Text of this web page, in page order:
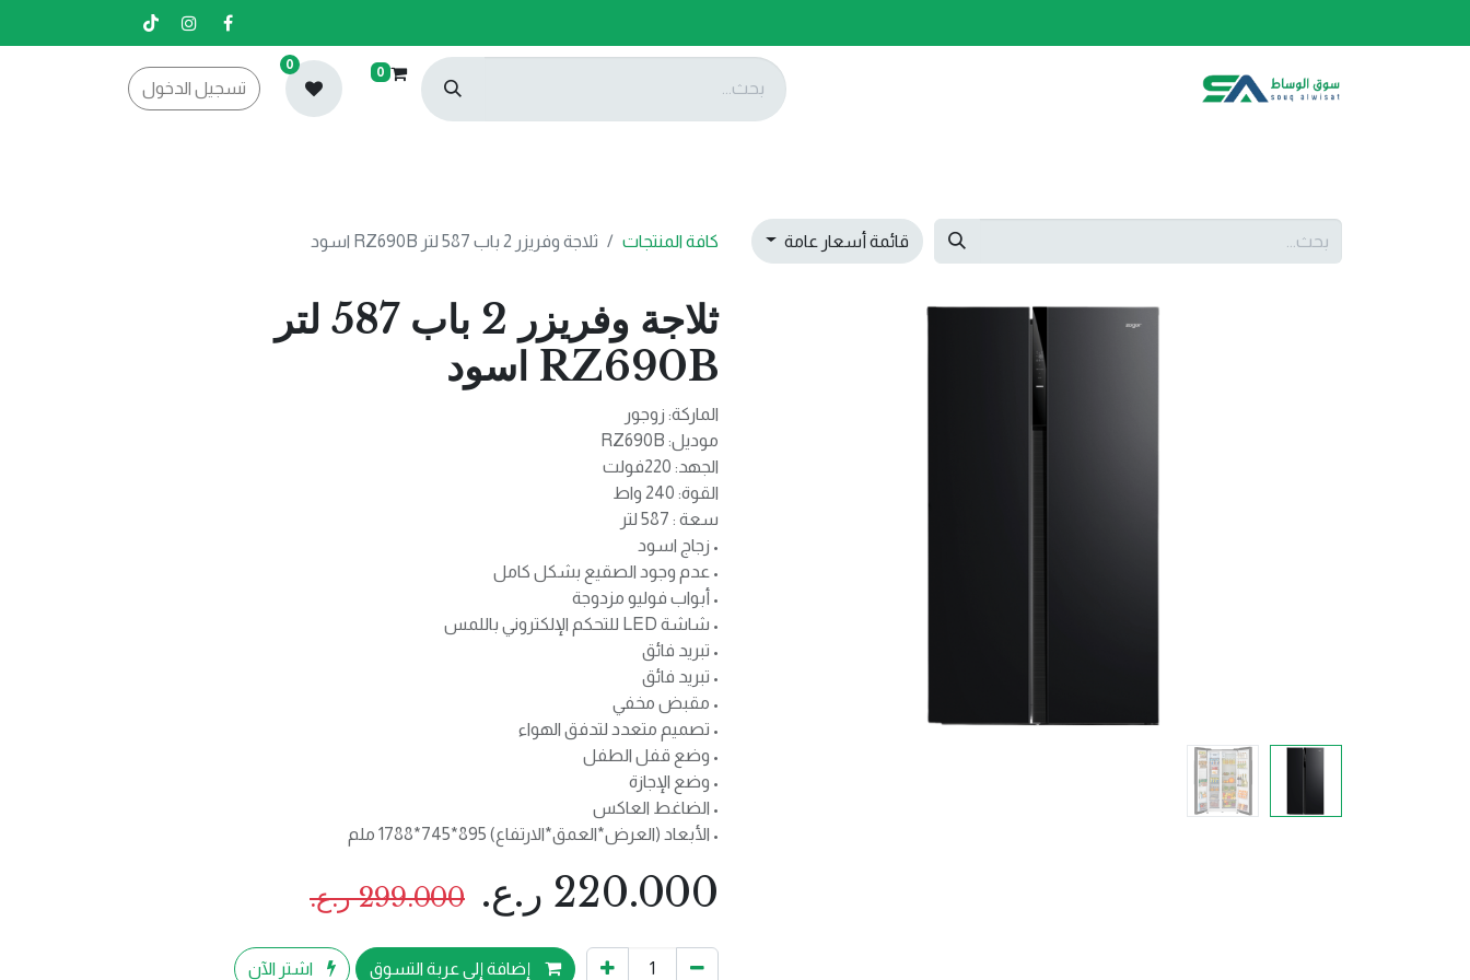
0
0
تسجيل الدخول
قائمة أسعار عامة كافة المنتجات ثلاجة وفريزر 2 باب 587 لتر RZ690B اسود
ثلاجة وفريزر 2 باب 587 لتر
RZ690B اسود
الماركة: زوجور
موديل: RZ690B
الجهد: 220فولت
القوة: 240 واط
سعة : 587 لتر
• زجاج اسود
• عدم وجود الصقيع بشكل كامل
• أبواب فوليو مزدوجة
• شاشة LED للتحكم الإلكتروني باللمس
• تبريد فائق
• تبريد فائق
• مقبض مخفي
• تصميم متعدد لتدفق الهواء
• وضع قفل الطفل
• وضع الإجازة
• الضاغط العاكس
• الأبعاد (العرض*العمق*الارتفاع) 895*745*1788 ملم
220.000 ر.ع. 299.000ر.ع.
إضافة إلى عربة التسوق اشترِ الآن